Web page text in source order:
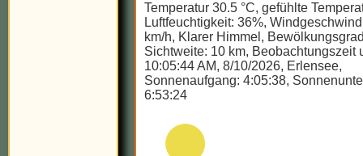
Temperatur 30.5 °C, gefühlte
Luftfeuchtigkeit: 36%,
km/h, Klarer Himmel,
Sichtweite: 10 km, Beobachtungszeit
10:05:44 AM, 8/10/2026, Erlensee,
Sonnenaufgang: 4:05:38,
6:53:24